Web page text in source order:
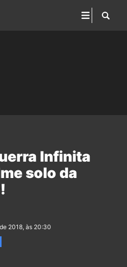
Infinita
solo da
2018, às 20:30